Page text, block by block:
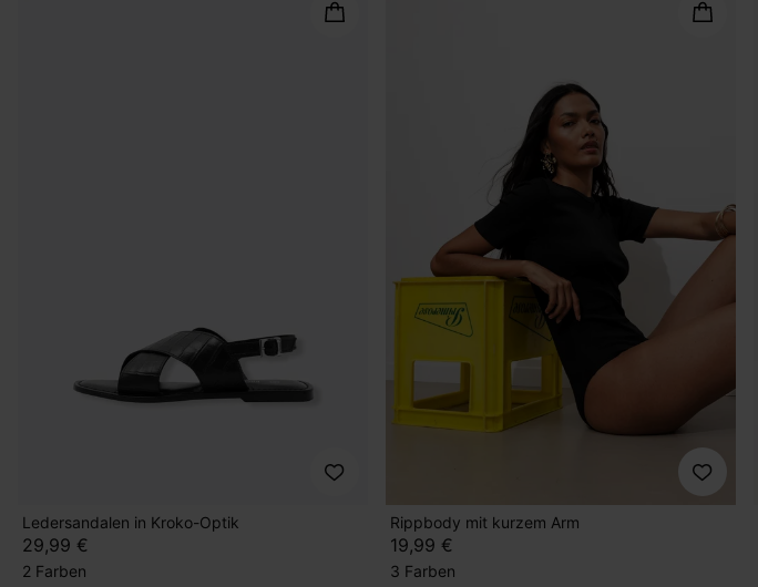
Ledersandalen in Kroko-Optik
29,99 €
2 Farben
Rippbody mit kurzem Arm
19,99 €
3 Farben